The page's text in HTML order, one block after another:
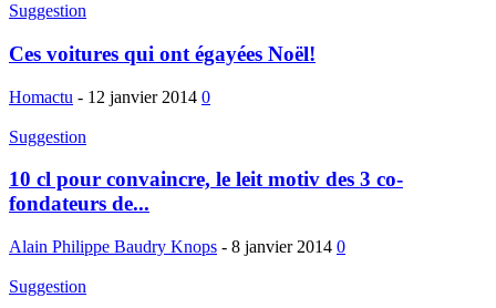
Suggestion
Ces voitures qui ont égayées Noël!
Homactu - 12 janvier 2014 0
Suggestion
10 cl pour convaincre, le leit motiv des 3 co-
fondateurs de...
Alain Philippe Baudry Knops - 8 janvier 2014 0
Suggestion